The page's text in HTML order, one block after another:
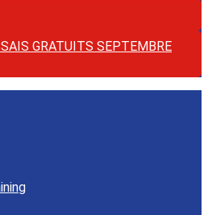
GRATUITS SEPTEMBRE